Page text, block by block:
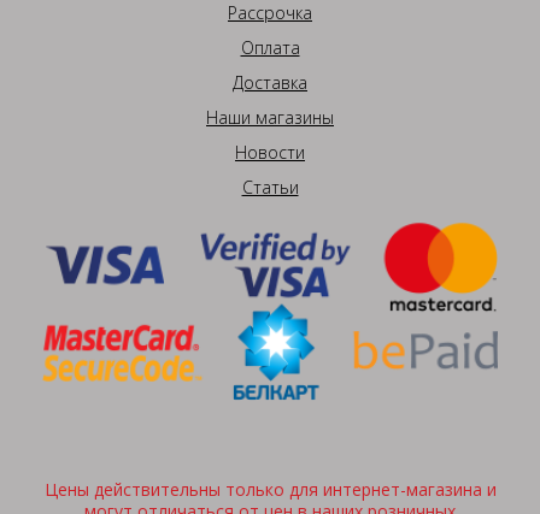
Рассрочка
Оплата
Доставка
Наши магазины
Новости
Статьи
Цены действительны только для интернет-магазина и